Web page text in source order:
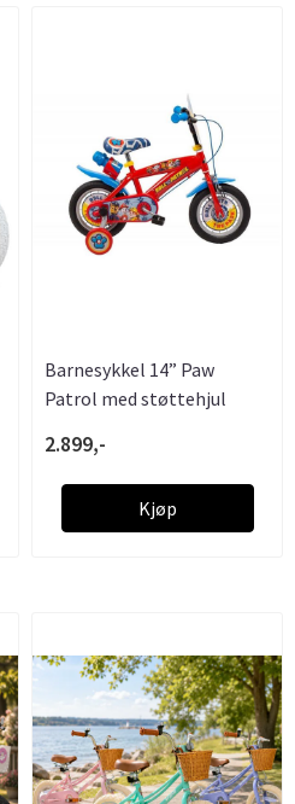
Barnesykkel 14” Paw
Patrol med støttehjul
2.899,-
Kjøp